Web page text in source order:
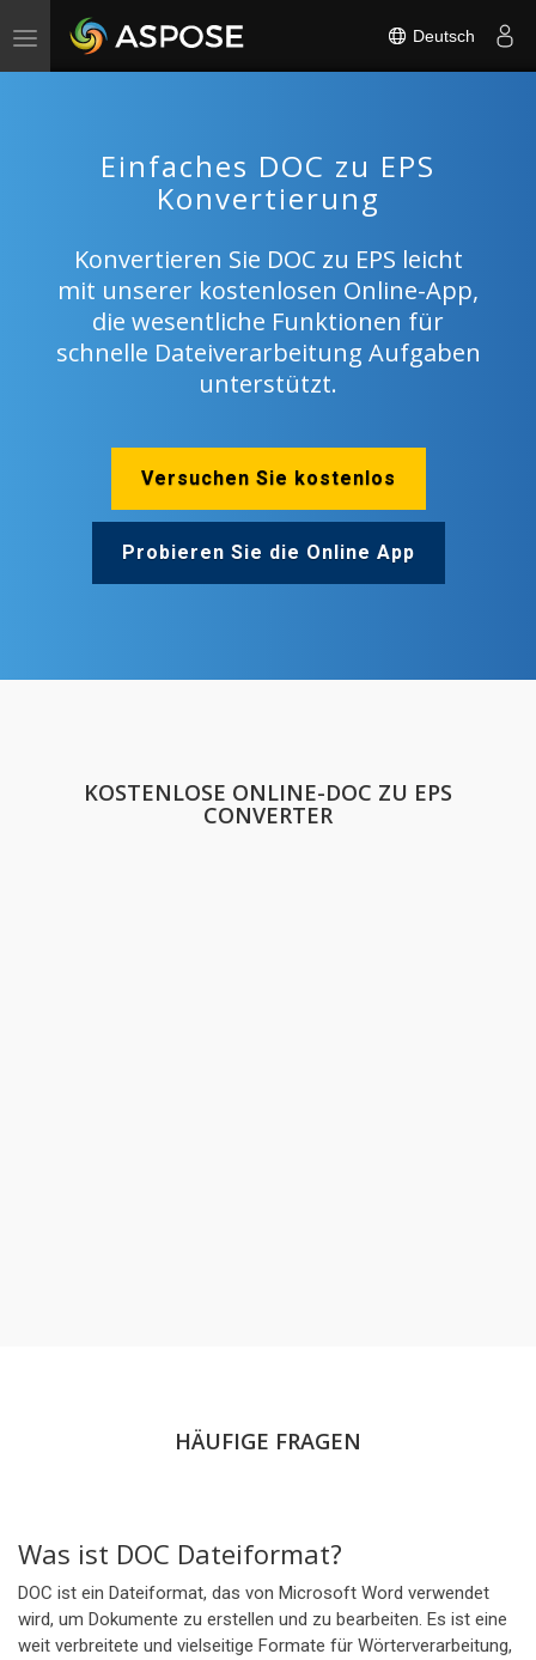
Toggle
Deutsch
Einfaches DOC zu EPS
Konvertierung
Konvertieren Sie DOC zu EPS leicht
mit unserer kostenlosen Online-App,
die wesentliche Funktionen für
schnelle Dateiverarbeitung Aufgaben
unterstützt.
Versuchen Sie kostenlos
Probieren Sie die Online App
KOSTENLOSE ONLINE-DOC ZU EPS
CONVERTER
HÄUFIGE FRAGEN
Was ist DOC Dateiformat?
DOC ist ein Dateiformat, das von Microsoft Word verwendet
wird, um Dokumente zu erstellen und zu bearbeiten. Es ist eine
weit verbreitete und vielseitige Formate für Wörterverarbeitung,